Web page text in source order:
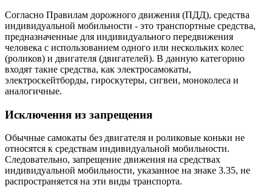
Согласно Правилам дорожного движения (ПДД), средства
индивидуальной мобильности - это транспортные средства,
предназначенные для индивидуального передвижения
человека с использованием одного или нескольких колес
(роликов) и двигателя (двигателей). В данную категорию
входят такие средства, как электросамокаты,
электроскейтборды, гироскутеры, сигвеи, моноколеса и
аналогичные.
Исключения из запрещения
Обычные самокаты без двигателя и роликовые коньки не
относятся к средствам индивидуальной мобильности.
Следовательно, запрещение движения на средствах
индивидуальной мобильности, указанное на знаке 3.35, не
распространяется на эти виды транспорта.